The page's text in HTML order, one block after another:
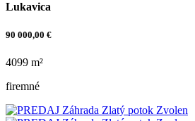
Lukavica
90 000,00 €
4099 m²
firemné